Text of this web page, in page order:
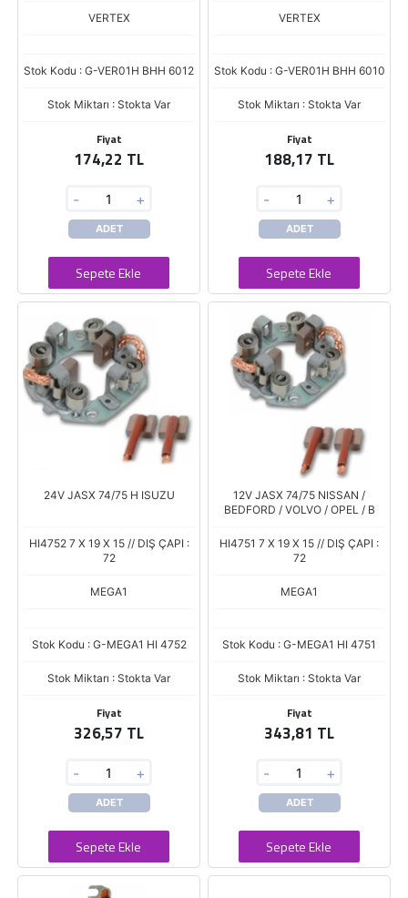
VERTEX
Stok Kodu : G-VER01H BHH 6012
Stok Miktarı : Stokta Var
Fiyat
174,22 TL
- +
ADET
Sepete Ekle
VERTEX
Stok Kodu : G-VER01H BHH 6010
Stok Miktarı : Stokta Var
Fiyat
188,17 TL
- +
ADET
Sepete Ekle
24V JASX 74/75 H ISUZU
HI4752 7 X 19 X 15 // DIŞ ÇAPI :
72
MEGA1
Stok Kodu : G-MEGA1 HI 4752
Stok Miktarı : Stokta Var
Fiyat
326,57 TL
- +
ADET
Sepete Ekle
12V JASX 74/75 NISSAN /
BEDFORD / VOLVO / OPEL / B
HI4751 7 X 19 X 15 // DIŞ ÇAPI :
72
MEGA1
Stok Kodu : G-MEGA1 HI 4751
Stok Miktarı : Stokta Var
Fiyat
343,81 TL
- +
ADET
Sepete Ekle